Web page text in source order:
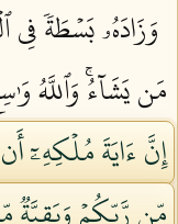
وَزَادَهُۥ بَسۡطَةٗ فِي
مَن يَشَآءُۚ وَٱللَّهُ
إِنَّ ءَايَةَ مُلۡكِهِۦٓ
مِّن رَّبِّكُمۡ وَبَقِيَّةٞ